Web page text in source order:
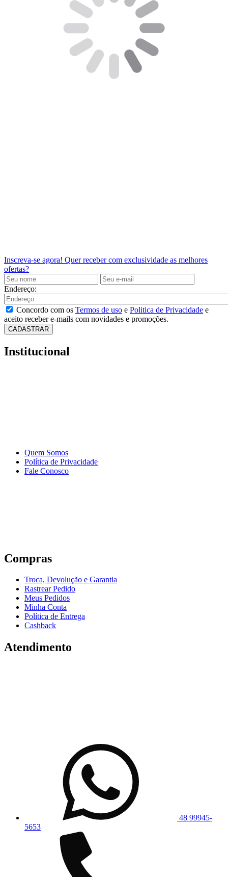
Inscreva-se agora! Quer receber com exclusividade as melhores
ofertas?
Endereço:
Concordo com os Termos de uso e Politica de Privacidade e
aceito receber e-mails com novidades e promoções.
CADASTRAR
Institucional
Quem Somos
Política de Privacidade
Fale Conosco
Compras
Troca, Devolução e Garantia
Rastrear Pedido
Meus Pedidos
Minha Conta
Política de Entrega
Cashback
Atendimento
48 99945-
5653